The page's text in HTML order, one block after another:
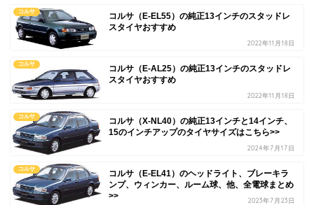
コルサ
コルサ（E-EL55）の純正13インチのスタッドレ
スタイヤおすすめ
2022年11月18日
コルサ
コルサ（E-AL25）の純正13インチのスタッドレ
スタイヤおすすめ
2022年11月18日
コルサ
コルサ（X-NL40）の純正13インチと14インチ、
15のインチアップのタイヤサイズはこちら>>
2024年7月17日
コルサ
コルサ（E-EL41）のヘッドライト、ブレーキラ
ンプ、ウィンカー、ルーム球、他、全電球まとめ
>>
2023年7月23日